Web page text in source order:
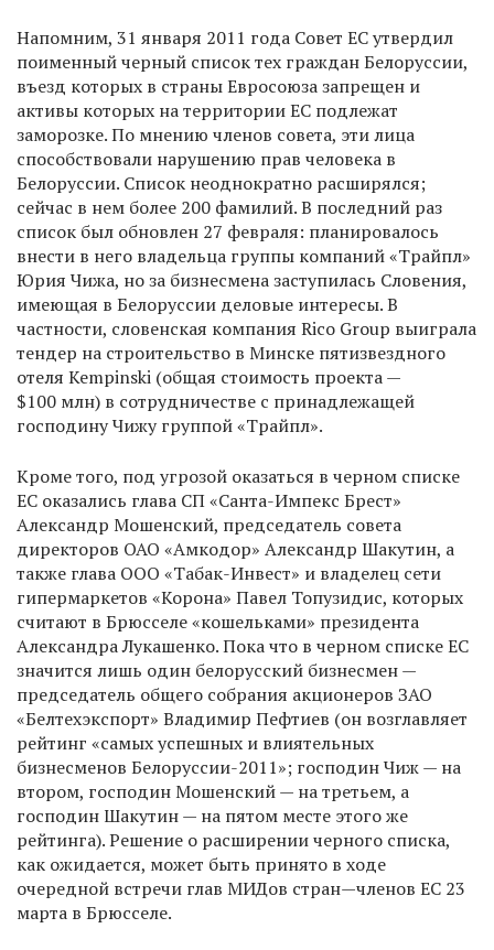
Напомним, 31 января 2011 года Совет ЕС утвердил
поименный черный список тех граждан Белоруссии,
въезд которых в страны Евросоюза запрещен и
активы которых на территории ЕС подлежат
заморозке. По мнению членов совета, эти лица
способствовали нарушению прав человека в
Белоруссии. Список неоднократно расширялся;
сейчас в нем более 200 фамилий. В последний раз
список был обновлен 27 февраля: планировалось
внести в него владельца группы компаний «Трайпл»
Юрия Чижа, но за бизнесмена заступилась Словения,
имеющая в Белоруссии деловые интересы. В
частности, словенская компания Rico Group выиграла
тендер на строительство в Минске пятизвездного
отеля Kempinski (общая стоимость проекта —
$100 млн) в сотрудничестве с принадлежащей
господину Чижу группой «Трайпл».
Кроме того, под угрозой оказаться в черном списке
ЕС оказались глава СП «Санта-Импекс Брест»
Александр Мошенский, председатель совета
директоров ОАО «Амкодор» Александр Шакутин, а
также глава ООО «Табак-Инвест» и владелец сети
гипермаркетов «Корона» Павел Топузидис, которых
считают в Брюсселе «кошельками» президента
Александра Лукашенко. Пока что в черном списке ЕС
значится лишь один белорусский бизнесмен —
председатель общего собрания акционеров ЗАО
«Белтехэкспорт» Владимир Пефтиев (он возглавляет
рейтинг «самых успешных и влиятельных
бизнесменов Белоруссии-2011»; господин Чиж — на
втором, господин Мошенский — на третьем, а
господин Шакутин — на пятом месте этого же
рейтинга). Решение о расширении черного списка,
как ожидается, может быть принято в ходе
очередной встречи глав МИДов стран—членов ЕС 23
марта в Брюсселе.